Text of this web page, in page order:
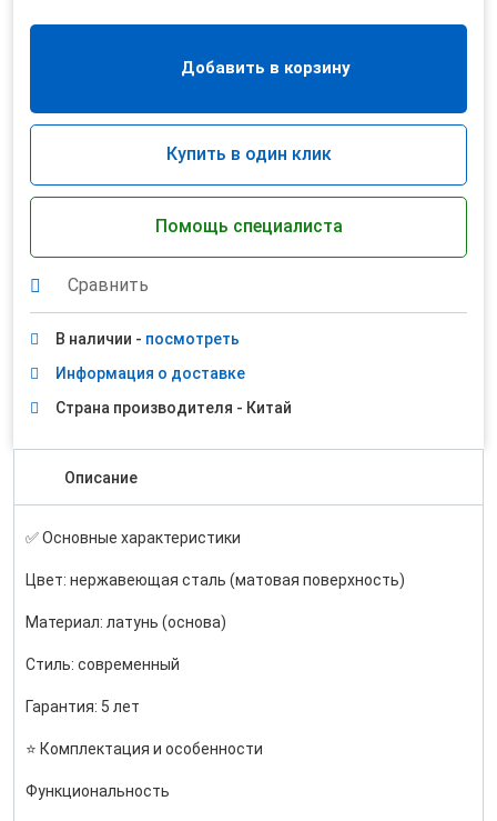
Добавить в корзину
Купить в один клик
Помощь специалиста
Сравнить
В наличии - посмотреть
Информация о доставке
Страна производителя - Китай
Описание
✅ Основные характеристики
Цвет: нержавеющая сталь (матовая поверхность)
Материал: латунь (основа)
Стиль: современный
Гарантия: 5 лет
⭐ Комплектация и особенности
Функциональность